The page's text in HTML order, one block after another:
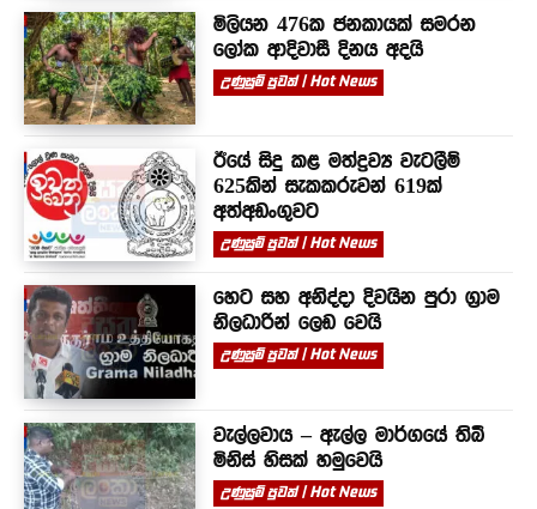
මිලියන 476ක ජනකායක් සමරන
ලෝක ආදිවාසී දිනය අදයි
උණුසුම් පුවත් | Hot News
ඊයේ සිදු කළ මත්ද්‍රව්‍ය වැටලීම්
625කින් සැකකරුවන් 619ක්
අත්අඩංගුවට
උණුසුම් පුවත් | Hot News
හෙට සහ අනිද්දා දිවයින පුරා ග්‍රාම
නිලධාරින් ලෙඩ වෙයි
උණුසුම් පුවත් | Hot News
වැල්ලවාය – ඇල්ල මාර්ගයේ තිබී
මිනිස් හිසක් හමුවෙයි
උණුසුම් පුවත් | Hot News